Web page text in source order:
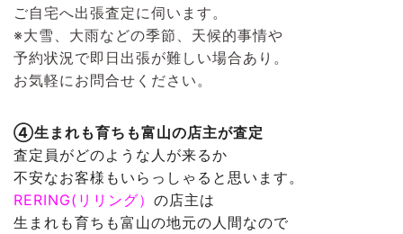
ご自宅へ出張査定に伺います。
※大雪、大雨などの季節、天候的事情や
予約状況で即日出張が難しい場合あり。
お気軽にお問合せください。
④生まれも育ちも富山の店主が査定
査定員がどのような人が来るか
不安なお客様もいらっしゃると思います。
RERING(リリング） の店主は
生まれも育ちも富山の地元の人間なので